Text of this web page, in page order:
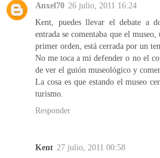
Anxel70 26 julio, 2011 16:24
Kent, puedes llevar el debate a
entrada se comentaba que el
primer orden, está cerrada por un
No me toca a mi defender o no el
de ver el guión museológico y
La cosa es que estando el museo
turismo.
Responder
Kent 27 julio, 2011 00:58